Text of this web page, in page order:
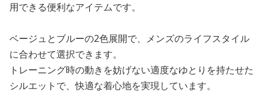
用できる便利なアイテムです。
ベージュとブルーの2色展開で、メンズのライフスタイル
に合わせて選択できます。
トレーニング時の動きを妨げない適度なゆとりを持たせた
シルエットで、快適な着心地を実現しています。